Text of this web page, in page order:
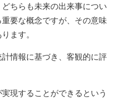
どちらも未来の出来事につい
要な概念ですが、その意味
ます。
情報に基づき、客観的に評
現することができるという